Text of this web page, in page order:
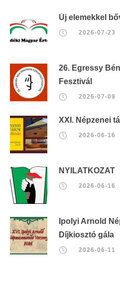
Új elemekkel
2026-07-23
26. Egressy
Fesztivál
2026-07-09
XXI. Népzenei
2026-06-16
NYILATKOZAT
2026-06-16
Ipolyi Arnold
Díjkiosztó gála
2026-06-11